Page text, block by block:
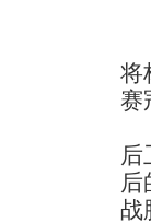
将
赛
战